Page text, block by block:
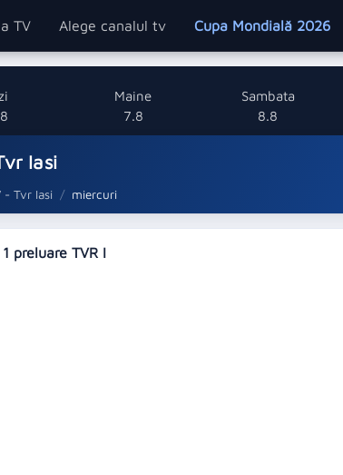
TV Alege canalul tv Cupa Mondială 2026
Maine
7.8
Sambata
8.8
Iasi
- Tvr Iasi miercuri
preluare TVR I